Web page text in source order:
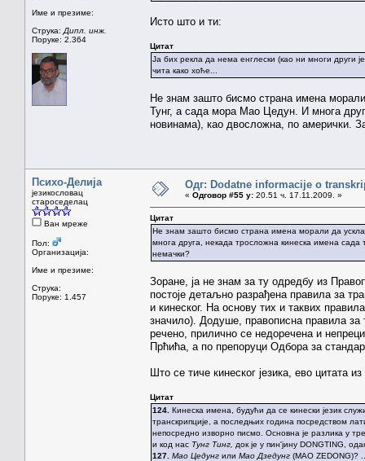
Име и презиме:
Струка: Дипл. инж.
Поруке: 2.364
Исто што и ти:
Цитат
Ја бих рекла да нема енглески (као ни многи други
чита како хоће...
Не знам зашто бисмо страна имена
Тунг, а сада мора Мао Цедун. И многа
новинама), као двосложна, по амерички.
Психо-Делија
језикословац
староседелац
Ван мреже
Пол:
Организација:
Име и презиме:
Струка:
Поруке: 1.457
Одг: Dodatne informacije o
« Одговор #55 у: 20.51 ч. 17.11.2009. »
Цитат
Не знам зашто бисмо страна имена морали да
многа друга, некада тросложна кинеска имена
немачки?
Зоране, ја не знам за ту одредбу из
постоје детаљно разрађена правила за
и кинеског. На основу тих и таквих
значило). Додуше, правописна правила за
речено, прилично се недоречена и
Прћића, а по препоруци Одбора за
Што се тиче кинеског језика, ево цитата
Цитат
124. Кинеска имена, будући да се кинески језик
транскрипције, а последњих година посредством
непосредно изворно писмо. Основна је разлика у
и код нас Тунг Тинг,
док је у пин'јину DONGTING,
127. Мао Цедунг или Мао Дзедунг (MAO ZEDONG)?